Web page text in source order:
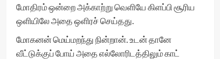
மோதிரம் ஒன்றை அக்காற்று வெளியே கிளப்பி சூரிய
ஒளியிலே அதை ஒளிரச் செய்தது.
மோகனன் மெய்மறந்து நின்றான். உடன் தானே
வீட்டுக்குப் போய் அதை எல்லோரிடத்திலும் காட்